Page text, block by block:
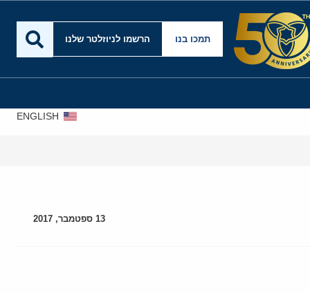
תמכו בנו הרשמו לניוזלטר שלנו
ENGLISH
13 ספטמבר, 2017